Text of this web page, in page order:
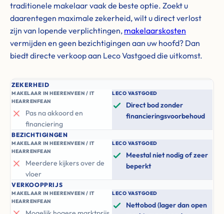
traditionele makelaar vaak de beste optie. Zoekt u
daarentegen maximale zekerheid, wilt u direct verlost
zijn van lopende verplichtingen, makelaarskosten
vermijden en geen bezichtigingen aan uw hoofd? Dan
biedt directe verkoop aan Leco Vastgoed die uitkomst.
ZEKERHEID
MAKELAAR IN HEERENVEEN / IT
HEARRENFEAN
Pas na akkoord en
financiering
LECO VASTGOED
Direct bod zonder
financieringsvoorbehoud
BEZICHTIGINGEN
MAKELAAR IN HEERENVEEN / IT
HEARRENFEAN
Meerdere kijkers over de
vloer
LECO VASTGOED
Meestal niet nodig of zeer
beperkt
VERKOOPPRIJS
MAKELAAR IN HEERENVEEN / IT
HEARRENFEAN
LECO VASTGOED
Nettobod (lager dan open